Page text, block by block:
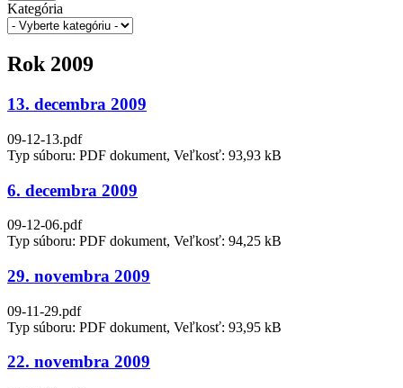
Kategória
Rok 2009
13. decembra 2009
09-12-13.pdf
Typ súboru: PDF dokument, Veľkosť: 93,93 kB
6. decembra 2009
09-12-06.pdf
Typ súboru: PDF dokument, Veľkosť: 94,25 kB
29. novembra 2009
09-11-29.pdf
Typ súboru: PDF dokument, Veľkosť: 93,95 kB
22. novembra 2009